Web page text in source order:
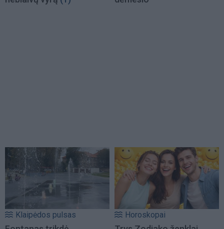
Klaipėdos pulsas Horoskopai